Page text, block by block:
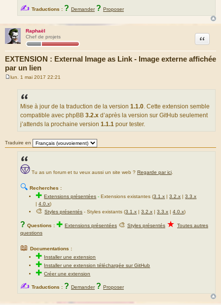
✍ Traductions : ? Demander ? Proposer
Raphaël
Chef de projets
EXTENSION : External Image as Link - Image externe affichée
par un lien
Citation
lun. 1 mai 2017 22:21
Mise à jour de la traduction de la version 1.1.0 . Cette extension semble
compatible avec phpBB 3.2.x d’après la version sur GitHub seulement
j’attends la prochaine version 1.1.1 pour tester.
Traduire en
Tu as un forum et tu veux aussi un site web ? Regarde par ici
🔍 Recherches :
✚Extensions présentées -Extensions existantes (3.1.x |3.2.x |3.3.x
|4.0.x)
🎨Styles présentés - Styles existants (3.1.x |3.2.x |3.3.x |4.0.x)
? Questions : ✚ Extensions présentées 🎨 Styles présentés ★ Toutes autres
questions
📖 Documentations :
✚ Installer une extension
✚ Installer une extension téléchargée sur GitHub
✚Créer une extension
✍ Traductions : ? Demander ? Proposer